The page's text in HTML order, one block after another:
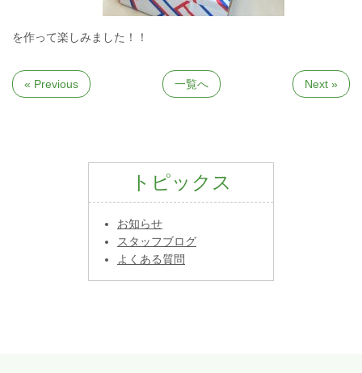
を作って楽しみました！！
« Previous 一覧へ Next »
トピックス
お知らせ
スタッフブログ
よくある質問